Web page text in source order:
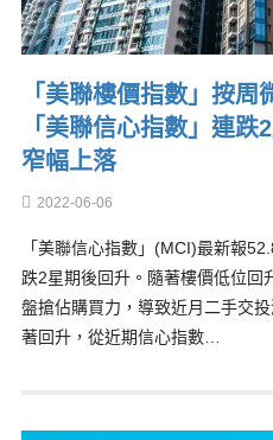
「美聯樓價指數」按
「美聯信心指數」連
窄幅上落
2022-06-06
「美聯信心指數」(MCI)最新報
跌2星期後回升。隨著樓價低位回
盤搶佔購買力，導致近月二手交
著回升，從近期信心指數…